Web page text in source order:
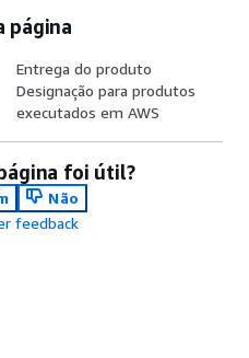
página
Entrega do produto
Designação para produtos
executados em AWS
foi útil?
Não
feedback